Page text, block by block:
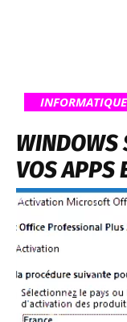
INFORMATIQUE
WINDOWS
VOS APPS